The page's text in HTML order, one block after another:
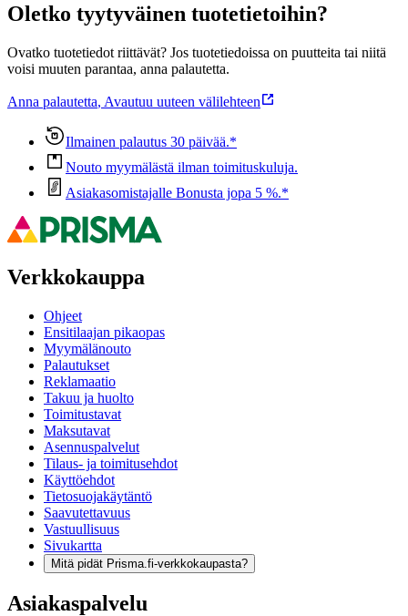
Oletko tyytyväinen tuotetietoihin?
Ovatko tuotetiedot riittävät? Jos tuotetiedoissa on puutteita tai niitä
voisi muuten parantaa, anna palautetta.
Anna palautetta, Avautuu uuteen välilehteen
Ilmainen palautus 30 päivää.*
Nouto myymälästä ilman toimituskuluja.
Asiakasomistajalle Bonusta jopa 5 %.*
Verkkokauppa
Ohjeet
Ensitilaajan pikaopas
Myymälänouto
Palautukset
Reklamaatio
Takuu ja huolto
Toimitustavat
Maksutavat
Asennuspalvelut
Tilaus- ja toimitusehdot
Käyttöehdot
Tietosuojakäytäntö
Saavutettavuus
Vastuullisuus
Sivukartta
Mitä pidät Prisma.fi-verkkokaupasta?
Asiakaspalvelu